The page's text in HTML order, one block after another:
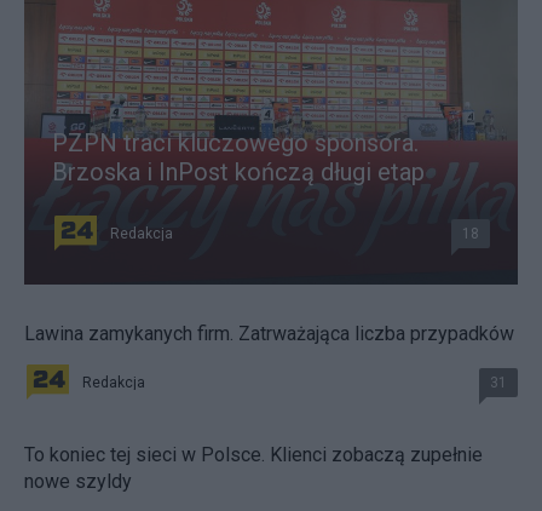
PZPN traci kluczowego sponsora.
Brzoska i InPost kończą długi etap
Redakcja 18
Lawina zamykanych firm. Zatrważająca liczba przypadków
Redakcja 31
To koniec tej sieci w Polsce. Klienci zobaczą zupełnie
nowe szyldy